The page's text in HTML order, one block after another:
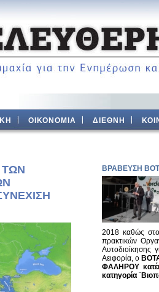
ΟΙΚΟΝΟΜΙΑ ΔΙΕΘΝΗ
ΤΩΝ
ΒΡΑΒΕΥΣΗ
2018 καθώς στο
πρακτικών
Αυτοδιοίκησης
Αειφορία, ο
ΦΑΛΗΡΟΥ
κατηγορία